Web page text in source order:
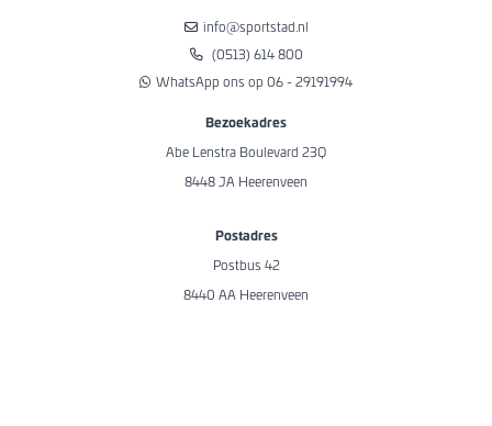
info@sportstad.nl
(0513) 614 800
WhatsApp ons op 06 - 29191994
Bezoekadres
Abe Lenstra Boulevard 23Q
8448 JA Heerenveen
Postadres
Postbus 42
8440 AA Heerenveen